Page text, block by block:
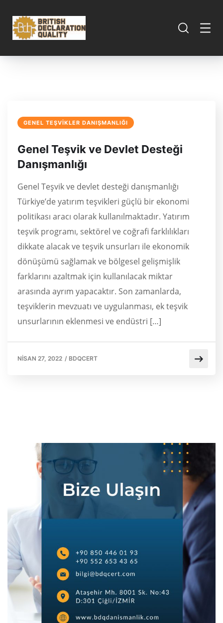
GENEL TEŞVIKLER DANIŞMANLIĞI
Genel Teşvik ve Devlet Desteği
Danışmanlığı
Genel Teşvik ve devlet desteği danışmanlığı
Türkiye’de yatırım teşvikleri güçlü bir ekonomi
politikası aracı olarak kullanılmaktadır. Yatırım
teşvik programı, sektörel ve coğrafi farklılıkları
dikkate alacak ve teşvik unsurları ile ekonomik
dönüşümü sağlamak ve bölgesel gelişmişlik
farklarını azaltmak için kullanılacak miktar
arasında ayrım yapacaktır. Son zamanlarda,
teşviklerin mevzuatı ve uygulanması, ek teşvik
unsurlarının eklenmesi ve endüstri […]
NISAN 27, 2022 / BDQCERT